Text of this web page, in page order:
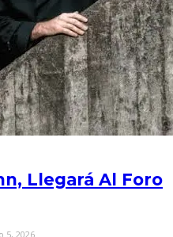
Llegará Al Foro
5, 2026